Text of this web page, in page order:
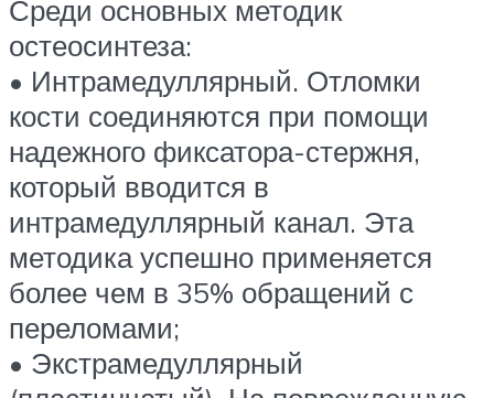
Среди основных методик
остеосинтеза:
• Интрамедуллярный. Отломки
кости соединяются при помощи
надежного фиксатора-стержня,
который вводится в
интрамедуллярный канал. Эта
методика успешно применяется
более чем в 35% обращений с
переломами;
• Экстрамедуллярный